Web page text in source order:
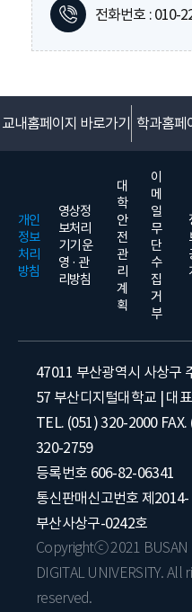
전화번호 : 010-
교내홈페이지 바로가기 학과홈페
개인
정보
처리
방침
영상정
보처리
기기 운
영 · 관
리방침
대
학
안
전
관
리
계
획
이
메
일
무
단
수
집
거
부
47011 부산광역시 사상구
57 부산디지털대학교 | 대
TEL. (051) 320-2000 FAX.
320-2759
등록번호 606-82-06341
통신판매신고번호 제2014-
부산사상구-0242호
Copyrightⓒ 2021 BUSAN
DIGITAL UNIVERSITY. All
reserved.